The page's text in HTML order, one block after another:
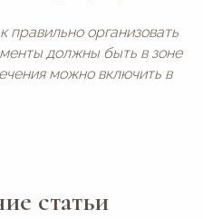
правильно организовать
должны быть в зоне
можно включить в
статьи